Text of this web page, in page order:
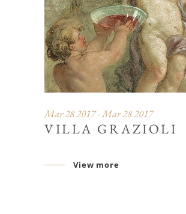
Mar 28 2017 - Mar 28 2017
VILLA GRAZIOLI
View more